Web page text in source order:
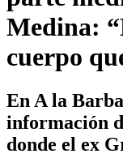
Medina:
cuerpo
En A la
información
donde el ex